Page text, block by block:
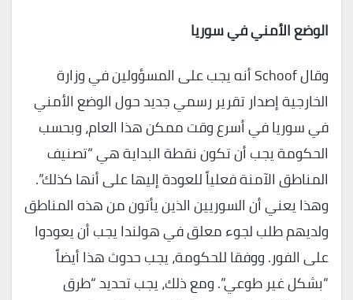
الوضع الأمني في سوريا
وقال Schoof أنه يجب على المسؤولين في وزارة
الخارجية إصدار تقرير رسمي جديد حول الوضع الأمني
في سوريا في أسرع وقت ممكن هذا العام، وبحسب
الحكومة يجب أن تكون نقطة البداية هي “تصنيف
المناطق الآمنة فعلياً للعودة إليها على أنها كذلك”.
وهذا يعني أن السوريين الذين يأتون من هذه المناطق
ولديهم طلب لجوء معلق في هولندا يجب أن يعودوا
على الفور. ووفقا للحكومة، يجب حدوث هذا أيضاً
“بشكل غير طوعي”. ومع ذلك، يجب تحديد “طرق